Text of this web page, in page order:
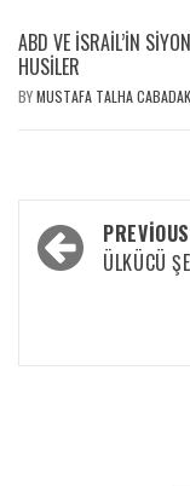
ABD VE İSRAIL’IN
HUSILER
BYMUSTAFA TALHA CABADAK
PREVIOUS
ÜLKÜCÜ